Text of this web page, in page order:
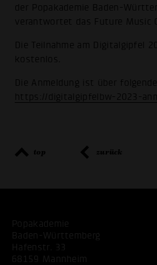
der Popakademie Baden-
verantwortet das Future Music
Die Teilnahme am Digitalgipfel
kostenlos.
Die Anmeldung ist über
https://digitalgipfelbw-2023-
top zurück
Popakademie
Baden-Württemberg
Hafenstr. 33
68159 Mannheim